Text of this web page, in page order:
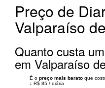
Preço de
Valparaíso
Quanto custa
em Valparaíso
É o preço mais barato que
↓ R$ 85 / diária